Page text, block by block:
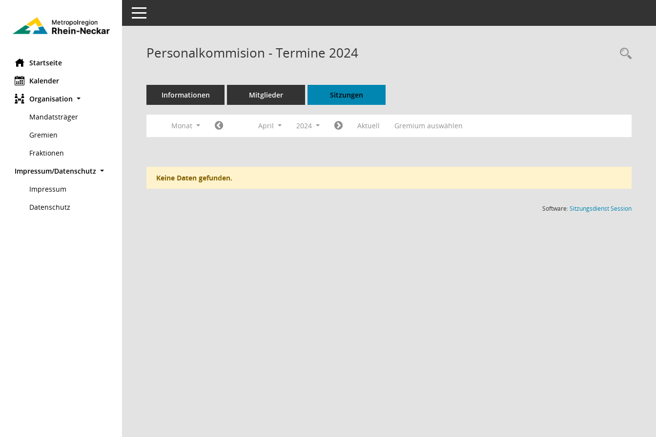
Startseite
Kalender
Organisation
Mandatsträger
Gremien
Fraktionen
Impressum/Datenschutz
Impressum
Datenschutz
Toggle navigation
Personalkommision - Termine 2024
Informationen Mitglieder Sitzungen
Monat April 2024 Aktuell Gremium auswählen
Keine Daten gefunden.
Software:SitzungsdienstSession(Wird in